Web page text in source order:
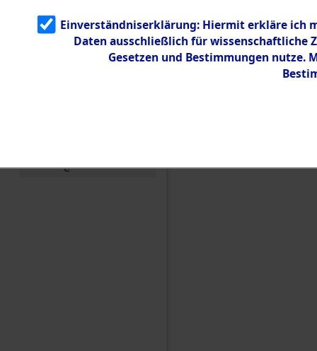
g
5.3.3
Todesmärsch
e
Einverständniserklärung: Hiermit erkläre ich
Daten ausschließlich für wissenschaftliche
Gesetzen und Bestimmungen nutze.